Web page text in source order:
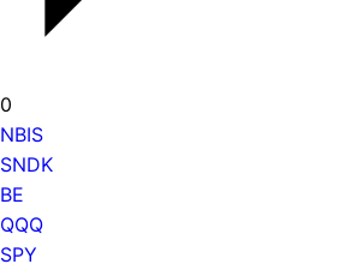
0
NBIS
SNDK
BE
QQQ
SPY